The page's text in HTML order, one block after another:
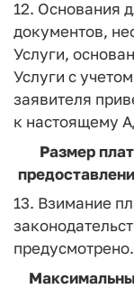
12. Основания
документов,
Услуги,
Услуги с
заявителя
к настоящему
Размер
13. Взимание
предусмотрено.